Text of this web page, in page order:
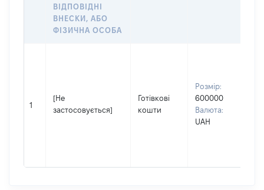
ВІДПОВІДНІ
ВНЕСКИ, АБО
ФІЗИЧНА ОСОБА
1
[Не
застосовується]
Готівкові
кошти
Розмір:
600000
Валюта:
UAH